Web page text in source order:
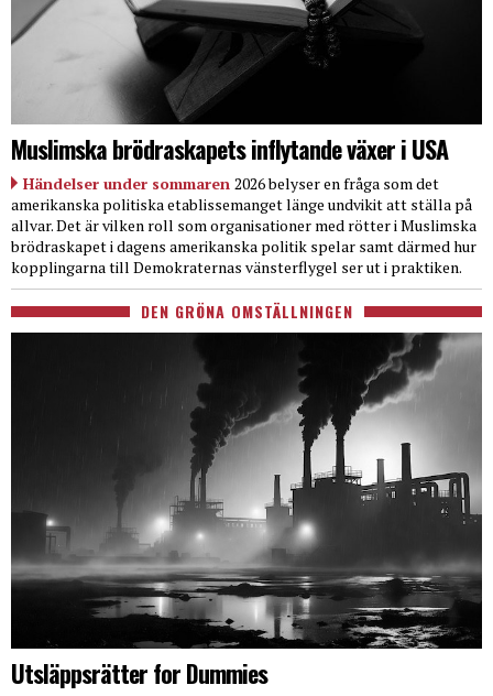
Muslimska brödraskapets inflytande växer i USA
Händelser under sommaren 2026 belyser en fråga som det
amerikanska politiska etablissemanget länge undvikit att ställa på
allvar. Det är vilken roll som organisationer med rötter i Muslimska
brödraskapet i dagens amerikanska politik spelar samt därmed hur
kopplingarna till Demokraternas vänsterflygel ser ut i praktiken.
DEN GRÖNA OMSTÄLLNINGEN
Utsläppsrätter for Dummies